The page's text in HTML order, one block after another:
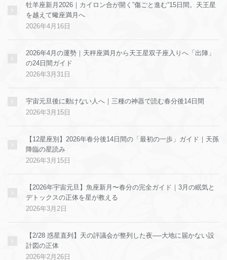
牡羊座新月2026｜カイロン合が開く”傷ごと進む”15日間。天王星
を越えて蠍座満月へ
2026年4月16日
2026年4月の運勢｜天秤座満月から天王星双子座入りへ「出陣」
の24日間ガイド
2026年3月31日
宇宙元旦後に動けない人へ｜三種の神器で読む春分後14日間
2026年3月15日
【12星座別】2026年春分後14日間の「最初の一歩」ガイド｜天孫
降臨の星読み
2026年3月15日
【2026年宇宙元旦】魚座新月〜春分の完全ガイド｜3月の眠気と
デトックスの正体を星が教える
2026年3月2日
【2/28 惑星直列】天の評議会が整列した夜──大地に届かない設
計図の正体
2026年2月26日